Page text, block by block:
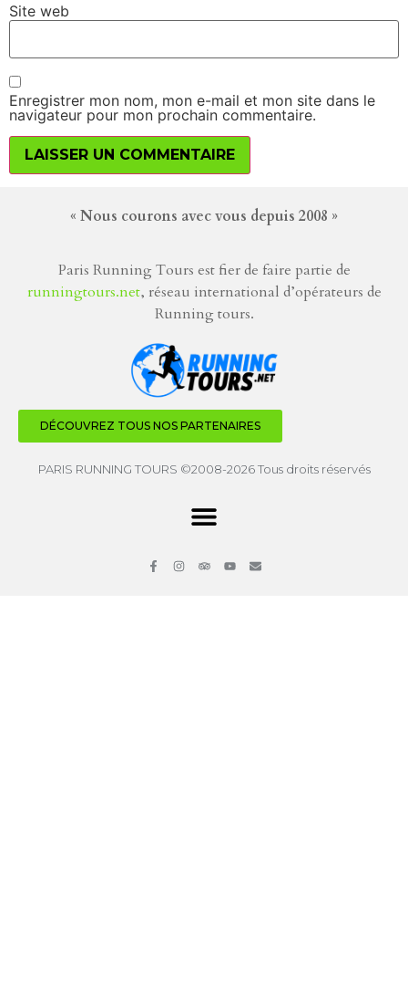
Site web
Enregistrer mon nom, mon e-mail et mon site dans le
navigateur pour mon prochain commentaire.
« Nous courons avec vous depuis 2008 »
Paris Running Tours est fier de faire partie de
runningtours.net, réseau international d’opérateurs de
Running tours.
DÉCOUVREZ TOUS NOS PARTENAIRES
PARIS RUNNING TOURS ©2008-2026 Tous droits réservés